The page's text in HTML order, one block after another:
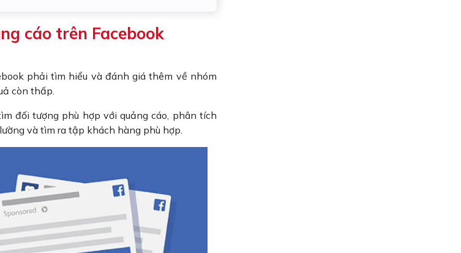
cáo trên Facebook
phải tìm hiểu và đánh giá thêm về nhóm
còn thấp.
đối tượng phù hợp với quảng cáo, phân tích
và tìm ra tập khách hàng phù hợp.